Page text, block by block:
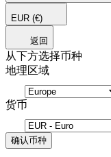
EUR (€)
返回
从下方选择币种
地理区域
货币
确认币种